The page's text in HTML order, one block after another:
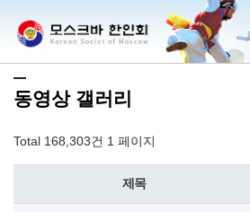
동영상 갤러리
Total 168,303건 1 페이지
제목